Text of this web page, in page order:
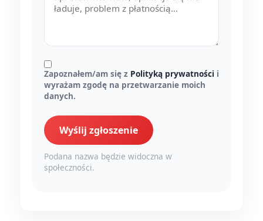
Zapoznałem/am się z Polityką prywatności i
wyrażam zgodę na przetwarzanie moich
danych.
Wyślij zgłoszenie
Podana nazwa będzie widoczna w
społeczności.